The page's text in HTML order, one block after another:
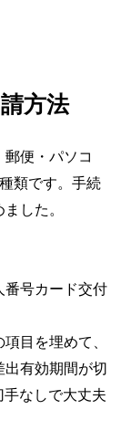
方法
便・パソコ
類です。手続
した。
番号カード交付
目を埋めて、
出有効期間が切
なしで大丈夫